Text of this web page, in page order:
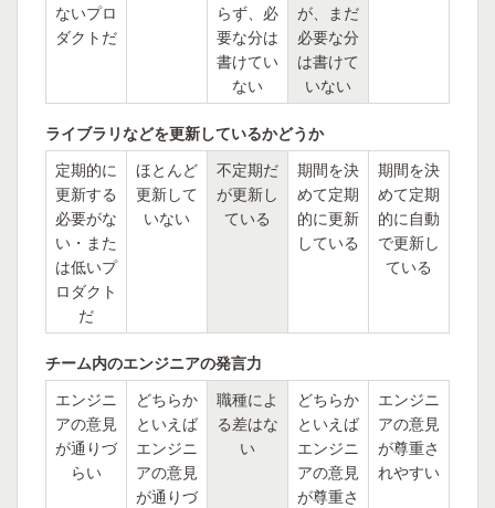
ないプロ
ダクトだ
らず、必
要な分は
書けてい
ない
が、まだ
必要な分
は書けて
いない
ライブラリなどを更新しているかどうか
定期的に
更新する
必要がな
い・また
は低いプ
ロダクト
だ
ほとんど
更新して
いない
不定期だ
が更新し
ている
期間を決
めて定期
的に更新
している
期間を決
めて定期
的に自動
で更新し
ている
チーム内のエンジニアの発言力
エンジニ
アの意見
が通りづ
らい
どちらか
といえば
エンジニ
アの意見
が通りづ
職種によ
る差はな
い
どちらか
といえば
エンジニ
アの意見
が尊重さ
エンジニ
アの意見
が尊重さ
れやすい